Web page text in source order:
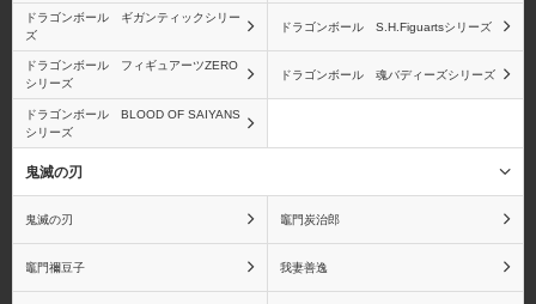
ドラゴンボール ギガンティックシリー
ズ
ドラゴンボール S.H.Figuartsシリーズ
ドラゴンボール フィギュアーツZERO
シリーズ
ドラゴンボール 魂バディーズシリーズ
ドラゴンボール BLOOD OF SAIYANS
シリーズ
鬼滅の刃
鬼滅の刃 竈門炭治郎
竈門禰󠄀豆子 我妻善逸